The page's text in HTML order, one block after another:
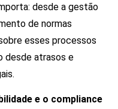
desde a gestão
de normas
esses processos
desde atrasos e
e o compliance